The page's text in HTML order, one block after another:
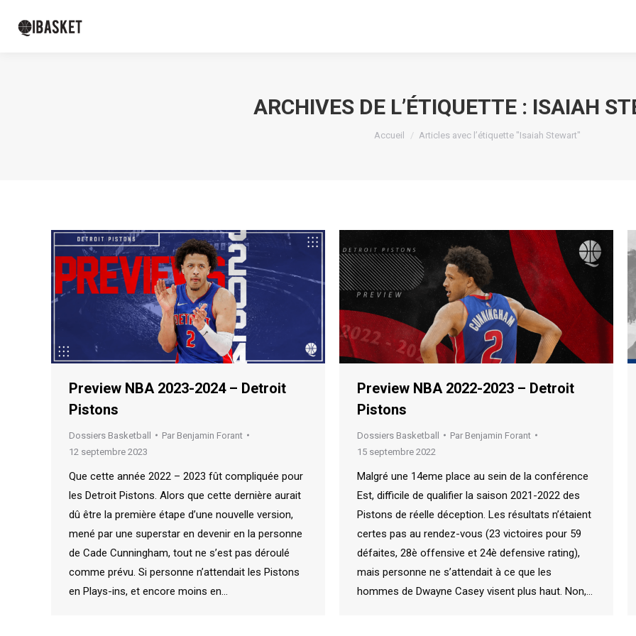
ARCHIVES DE L’ÉTIQUETTE : ISAIAH
Vous êtes ici :
Accueil Articles avec l’étiquette "Isaiah Stewart"
Preview NBA 2023-2024 – Detroit
Pistons
Dossiers Basketball Par Benjamin Forant
12 septembre 2023
Que cette année 2022 – 2023 fût compliquée pour
les Detroit Pistons. Alors que cette dernière aurait
dû être la première étape d’une nouvelle version,
mené par une superstar en devenir en la personne
de Cade Cunningham, tout ne s’est pas déroulé
comme prévu. Si personne n’attendait les Pistons
en Plays-ins, et encore moins en…
Preview NBA 2022-2023 – Detroit
Pistons
Dossiers Basketball Par Benjamin Forant
15 septembre 2022
Malgré une 14eme place au sein de la conférence
Est, difficile de qualifier la saison 2021-2022 des
Pistons de réelle déception. Les résultats n’étaient
certes pas au rendez-vous (23 victoires pour 59
défaites, 28è offensive et 24è defensive rating),
mais personne ne s’attendait à ce que les
hommes de Dwayne Casey visent plus haut. Non,…